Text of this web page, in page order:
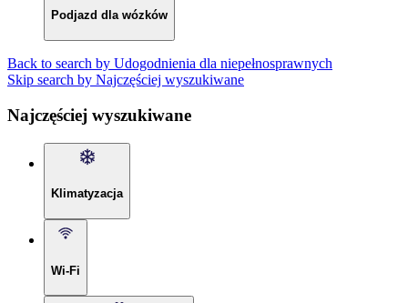
Podjazd dla wózków
Back to search by Udogodnienia dla niepełnosprawnych
Skip search by Najczęściej wyszukiwane
Najczęściej wyszukiwane
Klimatyzacja
Wi-Fi